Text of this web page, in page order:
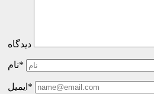
دیدگاه
نام*
ایمیل*